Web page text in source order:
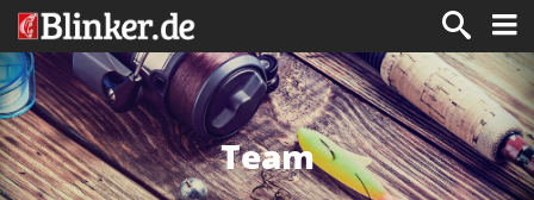
Team